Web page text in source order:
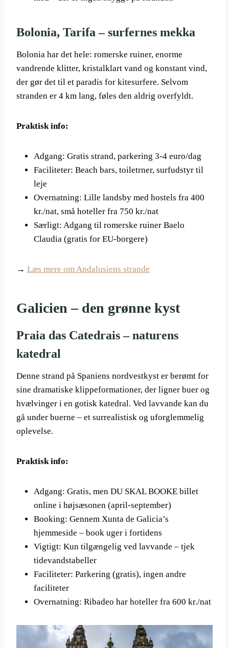
Bolonia, Tarifa – surfernes mekka
Bolonia har det hele: romerske ruiner, enorme
vandrende klitter, kristalklart vand og konstant vind,
der gør det til et paradis for kitesurfere. Selvom
stranden er 4 km lang, føles den aldrig overfyldt.
Praktisk info:
Adgang: Gratis strand, parkering 3-4 euro/dag
Faciliteter: Beach bars, toiletrner, surfudstyr til
leje
Overnatning: Lille landsby med hostels fra 400
kr./nat, små hoteller fra 750 kr./nat
Særligt: Adgang til romerske ruiner Baelo
Claudia (gratis for EU-borgere)
→ Læs mere om Andalusiens strande
Galicien – den grønne kyst
Praia das Catedrais – naturens
katedral
Denne strand på Spaniens nordvestkyst er berømt for
sine dramatiske klippeformationer, der ligner buer og
hvælvinger i en gotisk katedral. Ved lavvande kan du
gå under buerne – et surrealistisk og uforglemmelig
oplevelse.
Praktisk info:
Adgang: Gratis, men DU SKAL BOOKE billet
online i højsæsonen (april-september)
Booking: Gennem Xunta de Galicia’s
hjemmeside – book uger i fortidens
Vigtigt: Kun tilgængelig ved lavvande – tjek
tidevandstabeller
Faciliteter: Parkering (gratis), ingen andre
faciliteter
Overnatning: Ribadeo har hoteller fra 600 kr./nat